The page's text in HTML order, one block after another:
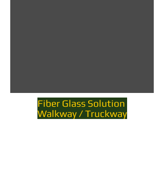
Fiber Glass Solution
Walkway / Truckway